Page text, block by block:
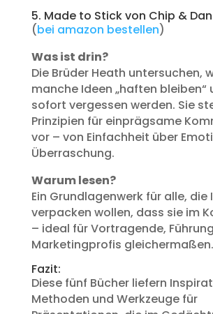
5. Made to Stick von Chip &
(bei amazon bestellen)
Was ist drin?
Die Brüder Heath untersuchen,
manche Ideen „haften bleiben“
sofort vergessen werden. Sie
Prinzipien für einprägsame
vor – von Einfachheit über
Überraschung.
Warum lesen?
Ein Grundlagenwerk für alle, die
verpacken wollen, dass sie im
– ideal für Vortragende,
Marketingprofis gleichermaßen.
Fazit:
Diese fünf Bücher liefern
Methoden und Werkzeuge für